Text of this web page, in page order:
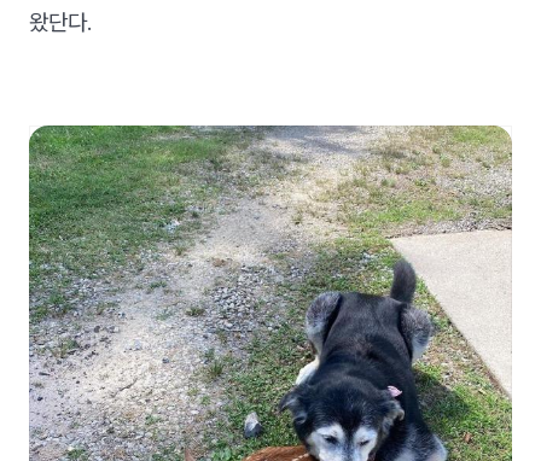
왔단다.